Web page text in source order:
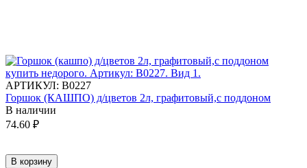
АРТИКУЛ: В0227
Горшок (КАШПО) д/цветов 2л, графитовый,с поддоном
В наличии
74.60 ₽
В корзину